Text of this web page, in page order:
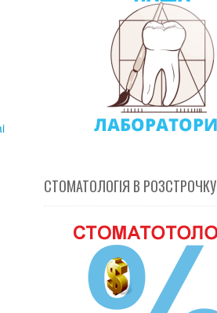
СТОМАТОЛОГІЯ В РОЗСТРОЧКУ